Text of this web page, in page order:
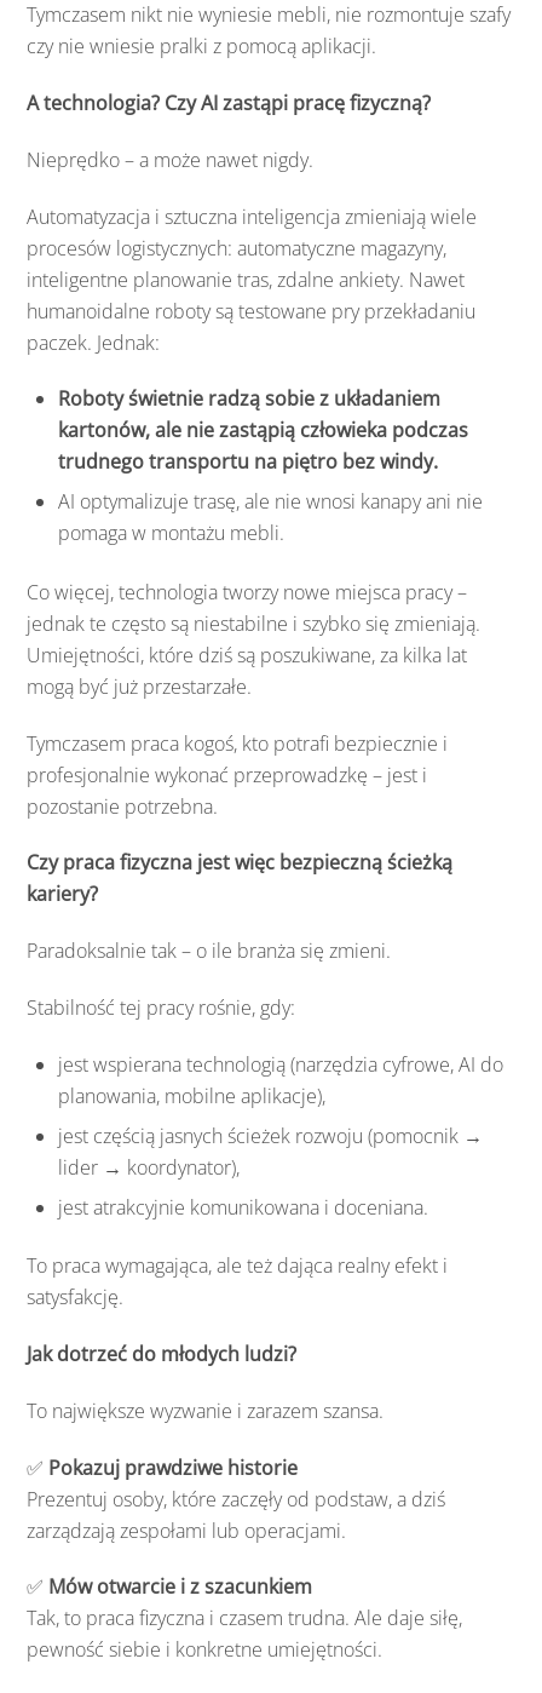
Tymczasem nikt nie wyniesie mebli, nie rozmontuje szafy
czy nie wniesie pralki z pomocą aplikacji.
A technologia? Czy AI zastąpi pracę fizyczną?
Nieprędko – a może nawet nigdy.
Automatyzacja i sztuczna inteligencja zmieniają wiele
procesów logistycznych: automatyczne magazyny,
inteligentne planowanie tras, zdalne ankiety. Nawet
humanoidalne roboty są testowane pry przekładaniu
paczek. Jednak:
Roboty świetnie radzą sobie z układaniem
kartonów, ale nie zastąpią człowieka podczas
trudnego transportu na piętro bez windy.
AI optymalizuje trasę, ale nie wnosi kanapy ani nie
pomaga w montażu mebli.
Co więcej, technologia tworzy nowe miejsca pracy –
jednak te często są niestabilne i szybko się zmieniają.
Umiejętności, które dziś są poszukiwane, za kilka lat
mogą być już przestarzałe.
Tymczasem praca kogoś, kto potrafi bezpiecznie i
profesjonalnie wykonać przeprowadzkę – jest i
pozostanie potrzebna.
Czy praca fizyczna jest więc bezpieczną ścieżką
kariery?
Paradoksalnie tak – o ile branża się zmieni.
Stabilność tej pracy rośnie, gdy:
jest wspierana technologią (narzędzia cyfrowe, AI do
planowania, mobilne aplikacje),
jest częścią jasnych ścieżek rozwoju (pomocnik →
lider → koordynator),
jest atrakcyjnie komunikowana i doceniana.
To praca wymagająca, ale też dająca realny efekt i
satysfakcję.
Jak dotrzeć do młodych ludzi?
To największe wyzwanie i zarazem szansa.
✅ Pokazuj prawdziwe historie
Prezentuj osoby, które zaczęły od podstaw, a dziś
zarządzają zespołami lub operacjami.
✅ Mów otwarcie i z szacunkiem
Tak, to praca fizyczna i czasem trudna. Ale daje siłę,
pewność siebie i konkretne umiejętności.